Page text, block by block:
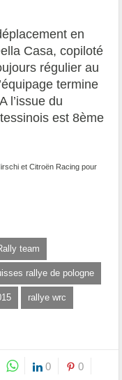
en
Casa, copiloté
régulier au
termine
l’issue du
est 8ème
et Citroën Racing pour
team
rallye de pologne
rallye wrc
0 0